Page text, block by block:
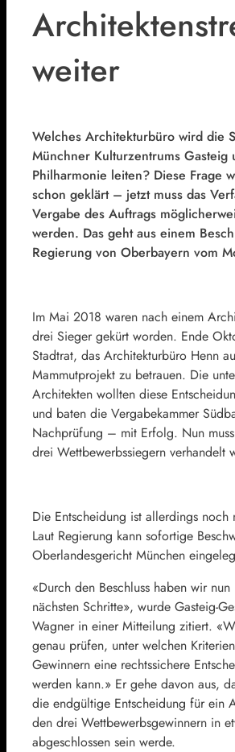
weiter
Welches Architekturbüro wird die
Münchner Kulturzentrums Gasteig
Philharmonie leiten? Diese Frage
schon geklärt – jetzt muss das
Vergabe des Auftrags
werden. Das geht aus einem
Regierung von Oberbayern vom
Im Mai 2018 waren nach einem
drei Sieger gekürt worden. Ende
Stadtrat, das Architekturbüro Henn
Mammutprojekt zu betrauen. Die
Architekten wollten diese
und baten die Vergabekammer
Nachprüfung – mit Erfolg. Nun
drei Wettbewerbssiegern verhandelt
Die Entscheidung ist allerdings noch
Laut Regierung kann sofortige
Oberlandesgericht München
«Durch den Beschluss haben wir
nächsten Schritte», wurde Gasteig-
Wagner in einer Mitteilung zitiert.
genau prüfen, unter welchen
Gewinnern eine rechtssichere
werden kann.» Er gehe davon aus,
die endgültige Entscheidung für ein
den drei Wettbewerbsgewinnern in
abgeschlossen sein werde.